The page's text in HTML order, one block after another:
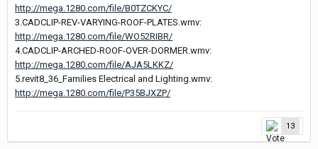
http://mega.1280.com/file/B0TZCKYC/
3.CADCLIP-REV-VARYING-ROOF-PLATES.wmv:
http://mega.1280.com/file/WO52RIBR/
4.CADCLIP-ARCHED-ROOF-OVER-DORMER.wmv:
http://mega.1280.com/file/AJA5LKKZ/
5.revit8_36_Families Electrical and Lighting.wmv:
http://mega.1280.com/file/P35BJXZP/
13